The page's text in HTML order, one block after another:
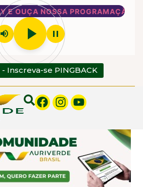
OUÇA NOSSA PROGRAMAÇÃO
volume_up play_arrow pause
- Inscreva-se PINGBACK